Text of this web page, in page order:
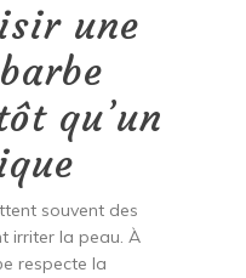
une
qu’un
souvent des
irriter la peau. À
respecte la